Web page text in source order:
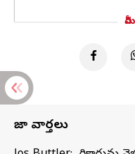
తాజా వార్తలు